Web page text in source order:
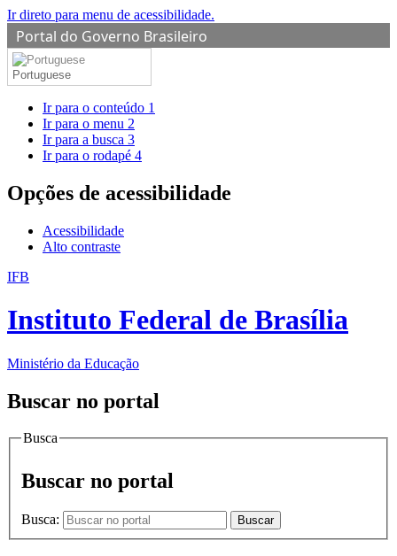
Ir direto para menu de acessibilidade.
Portal do Governo Brasileiro
Portuguese
Ir para o conteúdo 1
Ir para o menu 2
Ir para a busca 3
Ir para o rodapé 4
Opções de acessibilidade
Acessibilidade
Alto contraste
IFB
Instituto Federal de Brasília
Ministério da Educação
Buscar no portal
Busca
Buscar no portal
Busca: Buscar